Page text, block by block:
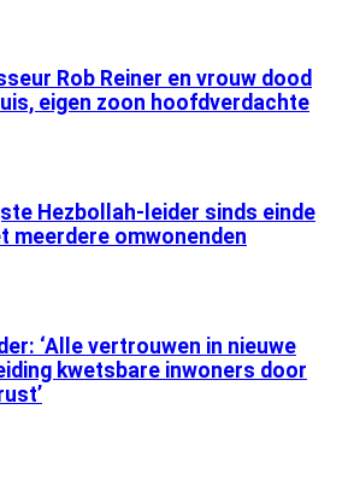
Rob Reiner en vrouw dood
eigen zoon hoofdverdachte
Hezbollah-leider sinds einde
meerdere omwonenden
‘Alle vertrouwen in nieuwe
kwetsbare inwoners door